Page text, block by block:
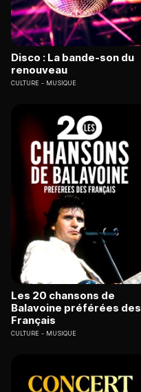
Disco : La bande-son du
renouveau
CULTURE MUSIQUE
Les 20 chansons de
Balavoine préférées des
Français
CULTURE MUSIQUE